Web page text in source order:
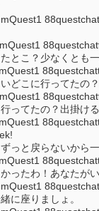
とこ？少なくとも
どこに行ってたの
ってたの？出掛け
ずっと戻らないから
ったわ！あなたが
に座りましょ。